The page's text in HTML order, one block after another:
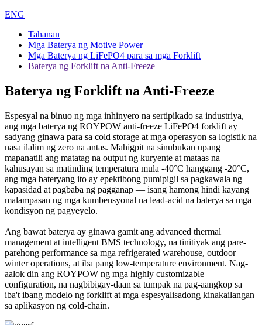
ENG
Tahanan
Mga Baterya ng Motive Power
Mga Baterya ng LiFePO4 para sa mga Forklift
Baterya ng Forklift na Anti-Freeze
Baterya ng Forklift na Anti-Freeze
Espesyal na binuo ng mga inhinyero na sertipikado sa industriya,
ang mga baterya ng ROYPOW anti-freeze LiFePO4 forklift ay
sadyang ginawa para sa cold storage at mga operasyon sa logistik na
nasa ilalim ng zero na antas. Mahigpit na sinubukan upang
mapanatili ang matatag na output ng kuryente at mataas na
kahusayan sa matinding temperatura mula -40°C hanggang -20°C,
ang mga bateryang ito ay epektibong pumipigil sa pagkawala ng
kapasidad at pagbaba ng pagganap — isang hamong hindi kayang
malampasan ng mga kumbensyonal na lead-acid na baterya sa mga
kondisyon ng pagyeyelo.
Ang bawat baterya ay ginawa gamit ang advanced thermal
management at intelligent BMS technology, na tinitiyak ang pare-
parehong performance sa mga refrigerated warehouse, outdoor
winter operations, at iba pang low-temperature environment. Nag-
aalok din ang ROYPOW ng mga highly customizable
configuration, na nagbibigay-daan sa tumpak na pag-aangkop sa
iba't ibang modelo ng forklift at mga espesyalisadong kinakailangan
sa aplikasyon ng cold-chain.